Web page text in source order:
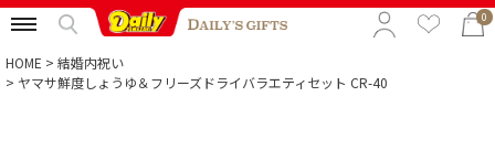
0
HOME
結婚内祝い
ヤマサ鮮度しょうゆ＆フリーズドライバラエティセット CR-40